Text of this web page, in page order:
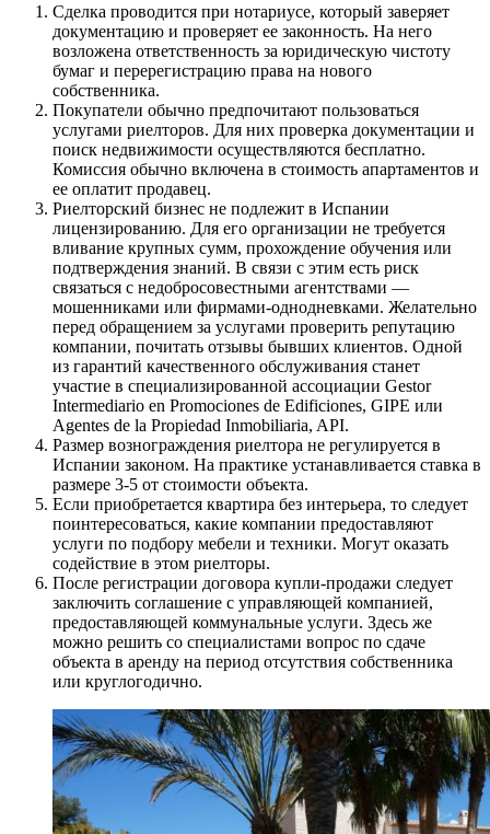
Сделка проводится при нотариусе, который заверяет
документацию и проверяет ее законность. На него
возложена ответственность за юридическую чистоту
бумаг и перерегистрацию права на нового
собственника.
Покупатели обычно предпочитают пользоваться
услугами риелторов. Для них проверка документации и
поиск недвижимости осуществляются бесплатно.
Комиссия обычно включена в стоимость апартаментов и
ее оплатит продавец.
Риелторский бизнес не подлежит в Испании
лицензированию. Для его организации не требуется
вливание крупных сумм, прохождение обучения или
подтверждения знаний. В связи с этим есть риск
связаться с недобросовестными агентствами —
мошенниками или фирмами-однодневками. Желательно
перед обращением за услугами проверить репутацию
компании, почитать отзывы бывших клиентов. Одной
из гарантий качественного обслуживания станет
участие в специализированной ассоциации Gestor
Intermediario en Promociones de Edificiones, GIPE или
Agentes de la Propiedad Inmobiliaria, API.
Размер вознограждения риелтора не регулируется в
Испании законом. На практике устанавливается ставка в
размере 3-5 от стоимости объекта.
Если приобретается квартира без интерьера, то следует
поинтересоваться, какие компании предоставляют
услуги по подбору мебели и техники. Могут оказать
содействие в этом риелторы.
После регистрации договора купли-продажи следует
заключить соглашение с управляющей компанией,
предоставляющей коммунальные услуги. Здесь же
можно решить со специалистами вопрос по сдаче
объекта в аренду на период отсутствия собственника
или круглогодично.